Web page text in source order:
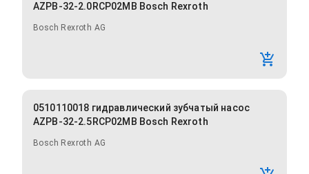
AZPB-32-2.0RCP02MB Bosch Rexroth
Bosch Rexroth AG
0510110018 гидравлический зубчатый насос
AZPB-32-2.5RCP02MB Bosch Rexroth
Bosch Rexroth AG